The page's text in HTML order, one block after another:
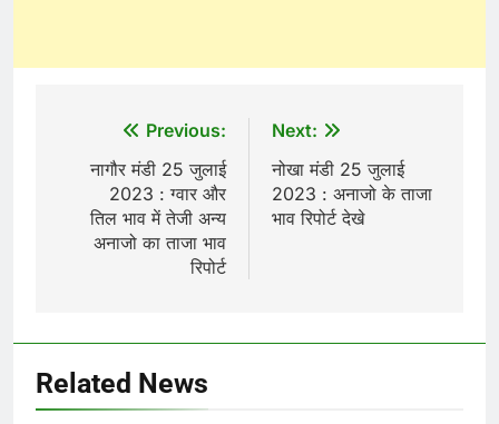
navigation
Previous:
नागौर मंडी 25 जुलाई
2023 : ग्वार और
तिल भाव में तेजी अन्य
अनाजो का ताजा भाव
रिपोर्ट
Next:
नोखा मंडी 25 जुलाई
2023 : अनाजो के ताजा
भाव रिपोर्ट देखे
Related News